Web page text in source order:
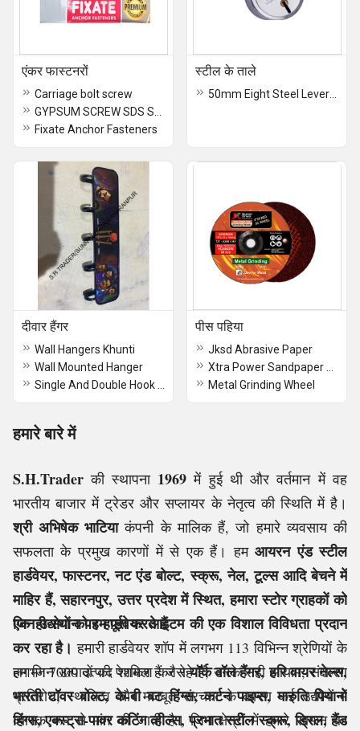
एंकर फास्टनरों
Carriage bolt screw
Fixate Anchor Fasteners
स्टील के ताले
दीवार हैंगर
Wall Hangers Khunti
Wall Mounted Hanger
पीस पहिया
Jksd Abrasive Paper
Metal Grinding Wheel
हमारे बारे में
S.H.Trader की स्थापना 1969 में हुई थी और वर्तमान में वह
भारतीय बाजार में ट्रेडर और सप्लायर के नेतृत्व की स्थिति में है।
श्री अभिषेक भाटियाकंपनी के मालिक हैं, जो हमारे व्यवसाय की
सफलता के प्रमुख कारणों में से एक हैं। हम आयरन एंड स्टील
हार्डवेयर, फास्टनर, नट एंड बोल्ट, स्क्रू, नेल, टूल्स आदि बेचने में
माहिर हैं,सहारनपुर, उत्तर प्रदेश में स्थित, हमारा स्टोर ग्राहकों को
एक ही स्थान पर हार्डवेयर आइटम की एक विशाल विविधता प्रदान
कर रहा है। हमारी हार्डवेयर शॉप में लगभग 113 विभिन्न श्रेणियों के
लगभग 7000 उत्पाद शामिल हैं जैसेयॉर्क वॉल हैंगर, हरि वायर नेल्स,
भारती टॉवर बोल्ट, के-बी बट हिंग्स, कर्टन पाइप्स, मारुति पियानो
हिंग्स, एक्स्ट्रा-पावर कटिंग व्हील्स, प्रभात स्टील स्क्रू, ड्रिल, हैंड
जिन उद्योगों को हम पूरा करते हैं
हम जिन उत्पादों की पेशकश कर रहे हैं, उनके सही आयाम, संक्षारण
प्रतिरोध, स्थायित्व और मजबूत संरचना के कारण कई उद्योगों में
व्यापक रूप से मांग की जाती है। जिन क्षेत्रों में हमारे सामान का